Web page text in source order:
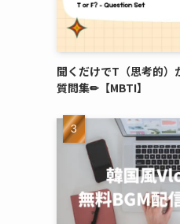
聞くだけでT（思考的）
質問集✏︎【MBTI】